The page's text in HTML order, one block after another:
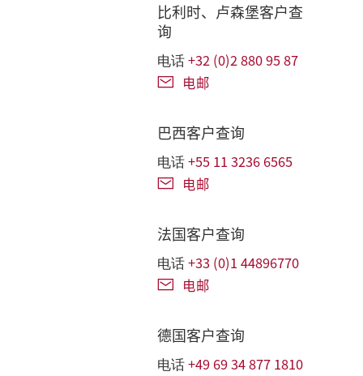
比利时、卢森堡客户查
询
电话 +32 (0)2 880 95 87
电邮
巴西客户查询
电话 +55 11 3236 6565
电邮
法国客户查询
电话 +33 (0)1 44896770
电邮
德国客户查询
电话 +49 69 34 877 1810